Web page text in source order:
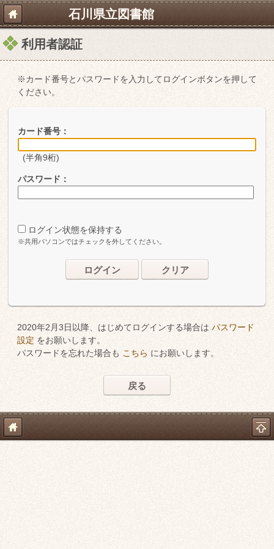
石川県立図書館
利用者認証
※カード番号とパスワードを入力してログインボタンを押して
ください。
カード番号：
(半角9桁)
パスワード：
ログイン状態を保持する
※共用パソコンではチェックを外してください。
ログイン クリア
2020年2月3日以降、はじめてログインする場合は パスワード
設定 をお願いします。
パスワードを忘れた場合も こちら にお願いします。
戻る